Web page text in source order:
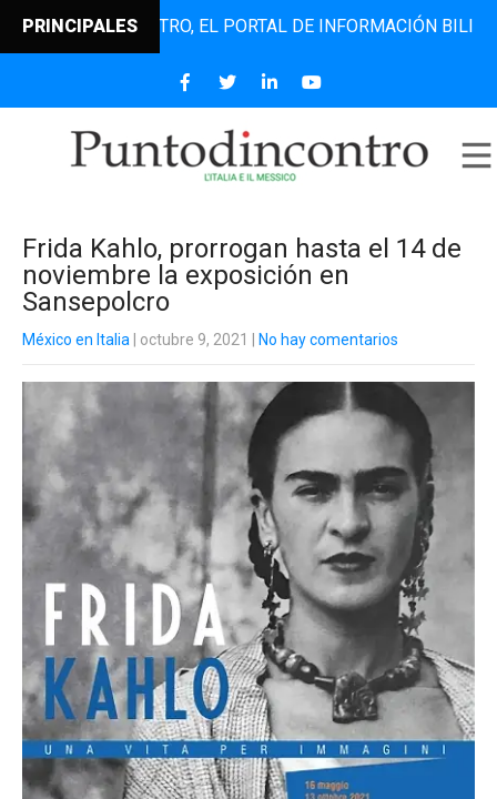
PRINCIPALES EL PORTAL DE INFORMACIÓN BILINGÜE
Frida Kahlo, prorrogan hasta el 14 de
noviembre la exposición en
Sansepolcro
México en Italia | octubre 9, 2021 No hay comentarios